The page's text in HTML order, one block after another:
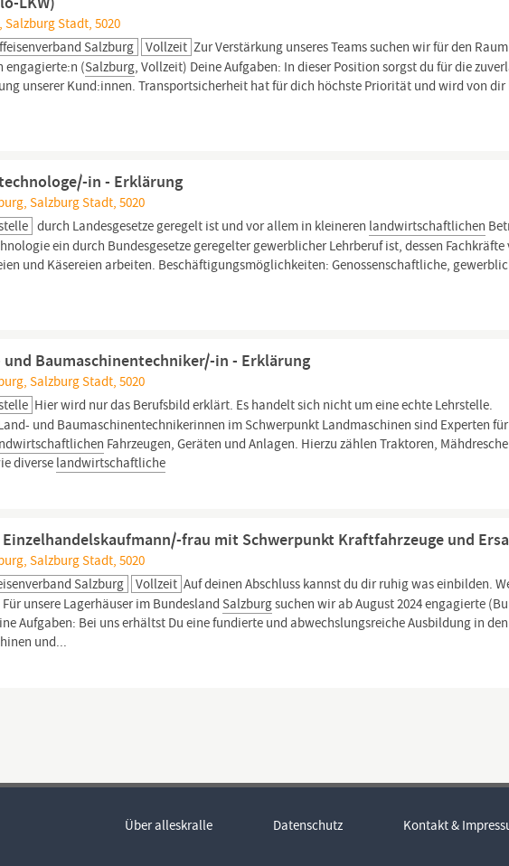
Salzburg Stadt, 5020
Salzburg Vollzeit Zur Verstärkung unseres Teams suchen wir für den Raum
engagierte:n (Salzburg, Vollzeit) Deine Aufgaben: In dieser Position sorgst du für die
unserer Kund:innen. Transportsicherheit hat für dich höchste Priorität und wird von dir
in - Erklärung
Salzburg Stadt, 5020
durch Landesgesetze geregelt ist und vor allem in kleineren landwirtschaftlichen
ein durch Bundesgesetze geregelter gewerblicher Lehrberuf ist, dessen
und Käsereien arbeiten. Beschäftigungsmöglichkeiten: Genossenschaftliche,
Baumaschinentechniker/-in - Erklärung
Salzburg Stadt, 5020
Hier wird nur das Berufsbild erklärt. Es handelt sich nicht um eine echte Lehrstelle.
und Baumaschinentechnikerinnen im Schwerpunkt Landmaschinen sind Experten
Fahrzeugen, Geräten und Anlagen. Hierzu zählen Traktoren,
diverse landwirtschaftliche
frau mit Schwerpunkt Kraftfahrzeuge und
Salzburg Stadt, 5020
Salzburg Vollzeit Auf deinen Abschluss kannst du dir ruhig was einbilden.
unsere Lagerhäuser im Bundesland Salzburgsuchen wir ab August 2024 engagierte
Aufgaben: Bei uns erhältst Du eine fundierte und abwechslungsreiche Ausbildung in
und...
Über alleskralle Datenschutz Kontakt &